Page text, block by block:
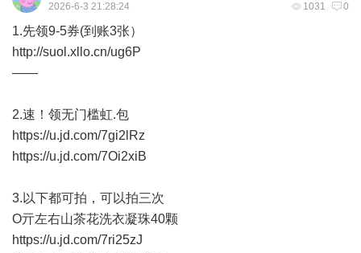
1031 0
2026-6-3 21:28:24
1.先领9-5券(到账3张）
http://suol.xllo.cn/ug6P
——
2.速！领无门槛虹.包
https://u.jd.com/7gi2lRz
https://u.jd.com/7Oi2xiB
3.以下都可拍，可以拍三次
O亓左右山茶花洗衣凝珠40颗
https://u.jd.com/7ri25zJ